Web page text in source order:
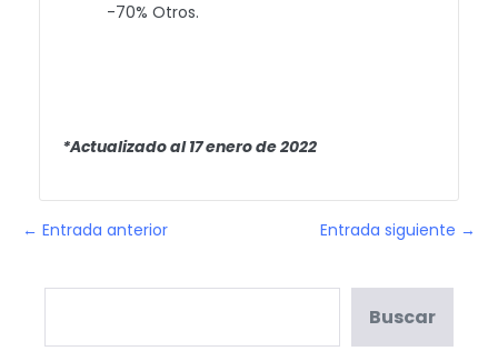
-70% Otros.
*Actualizado al 17 enero de 2022
← Entrada anterior Entrada siguiente →
Buscar